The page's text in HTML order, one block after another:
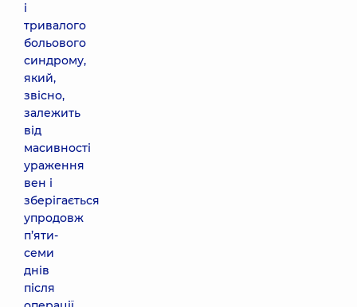
і
тривалого
больового
синдрому,
який,
звісно,
залежить
від
масивності
ураження
вен і
зберігається
упродовж
п’яти-
семи
днів
після